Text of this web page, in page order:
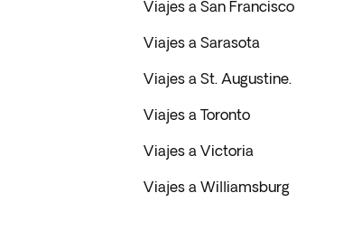
Viajes a San Francisco
Viajes a Sarasota
Viajes a St. Augustine.
Viajes a Toronto
Viajes a Victoria
Viajes a Williamsburg